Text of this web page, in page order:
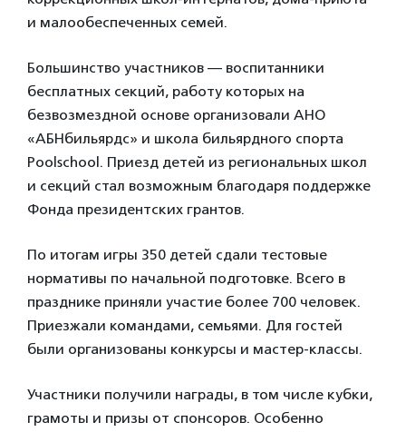
и малообеспеченных семей.
Большинство участников — воспитанники
бесплатных секций, работу которых на
безвозмездной основе организовали АНО
«АБНбильярдс» и школа бильярдного спорта
Poolschool. Приезд детей из региональных школ
и секций стал возможным благодаря поддержке
Фонда президентских грантов.
По итогам игры 350 детей сдали тестовые
нормативы по начальной подготовке. Всего в
празднике приняли участие более 700 человек.
Приезжали командами, семьями. Для гостей
были организованы конкурсы и мастер-классы.
Участники получили награды, в том числе кубки,
грамоты и призы от спонсоров. Особенно